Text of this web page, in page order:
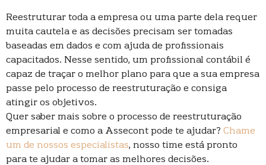
Reestruturar toda a empresa ou uma parte dela requer
muita cautela e as decisões precisam ser tomadas
baseadas em dados e com ajuda de profissionais
capacitados. Nesse sentido, um profissional contábil é
capaz de traçar o melhor plano para que a sua empresa
passe pelo processo de reestruturação e consiga
atingir os objetivos.
Quer saber mais sobre o processo de reestruturação
empresarial e como a Assecont pode te ajudar? Chame
um de nossos especialistas, nosso time está pronto
para te ajudar a tomar as melhores decisões.